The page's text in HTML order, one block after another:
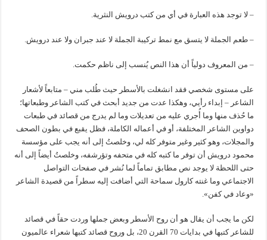
– لا توجد هذه العبارة في أي من كتب درويش النثرية.
– طعم الجملة لا يتسق مع نمط تركيبة الجملة لا عند جبران ولا عند درويش.
– من المعروف دولياً أن هذا النص يُنسب إلى ناظم حكمت.
على مستوى شخصي فقد انشغلت بالأسطر حيث طُلب مني – متابعاً لأشعار
الشاعر – إبداء رأيي، وهكذا عدت من جديد أبحث في كتب الشاعر وطبعاتها؛
ما حُذف منها وما أُجري عليه من تعديلات وما لم يدرج من قصائد في طبعات
دواوين الشاعر المختلفة، أو في أعماله الكاملة، فظل يقبع في بطون الصحف
والمجلات، وهو كثير وغير متوفر كله لي، وخلصتُ إلى أنه يجب على مؤسسة
محمود درويش أن توفر ما كتبه كله في متحفه وتؤرشفه، وخلصتُ أيضاً إلى أنه
حتى اللحظة لا يوجد نص مطابق تماماً لما نُشر في صفحات التواصل
الاجتماعي وما غنته كارول سماحة التي أضافت إليه سطراً من قصيدة الشاعر
«وعاد في كفن».
لكن ما يجب أن يقال هو أن روح الأسطر وبعض جملها وردت حقاً في قصائد
للشاعر كتبها في بدايات 70 القرن 20، بل وروح قصائد كتبها شعراء عالميون